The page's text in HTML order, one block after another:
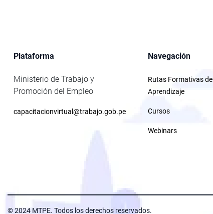
Plataforma
Ministerio de Trabajo y
Promoción del Empleo
capacitacionvirtual@trabajo.gob.pe
Navegación
Rutas Formativas de
Aprendizaje
Cursos
Webinars
© 2024 MTPE. Todos los derechos reservados.